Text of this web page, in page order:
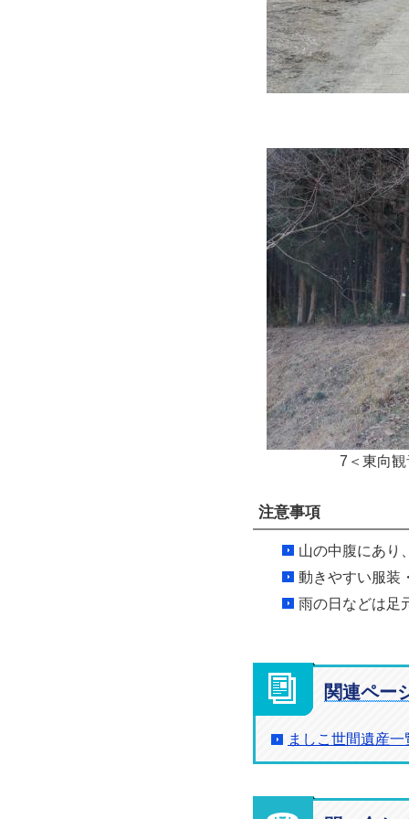
7＜東向
注意事項
山の中腹にあり
動きやすい服装
雨の日などは足
関連ペー
ましこ世間遺産一